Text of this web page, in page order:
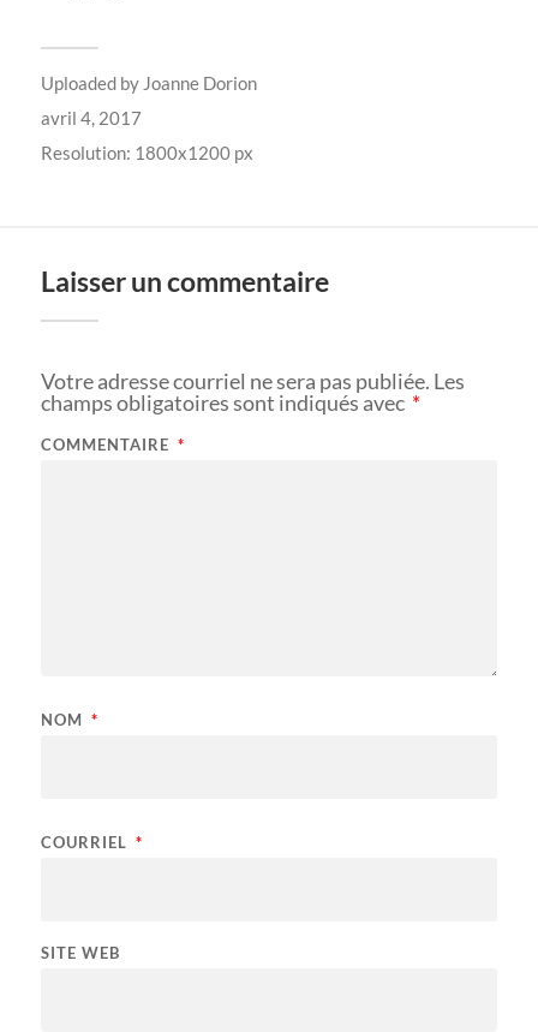
Uploaded by Joanne Dorion
avril 4, 2017
Resolution: 1800x1200 px
Laisser un commentaire
Votre adresse courriel ne sera pas publiée. Les
champs obligatoires sont indiqués avec *
COMMENTAIRE *
NOM *
COURRIEL *
SITE WEB